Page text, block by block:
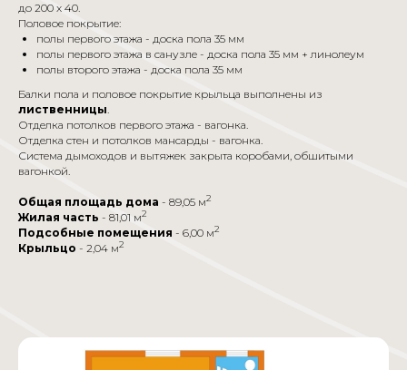
до 200 x 40.
Половое покрытие:
полы первого этажа - доска пола 35 мм
полы первого этажа в санузле - доска пола 35 мм + линолеум
полы второго этажа - доска пола 35 мм
Балки пола и половое покрытие крыльца выполнены из
лиственницы.
Отделка потолков первого этажа - вагонка.
Отделка стен и потолков мансарды - вагонка.
Система дымоходов и вытяжек закрыта коробами, обшитыми
вагонкой.
Общая площадь дома - 89,05 м2
Жилая часть - 81,01 м2
Подсобные помещения - 6,00 м2
Крыльцо - 2,04 м2